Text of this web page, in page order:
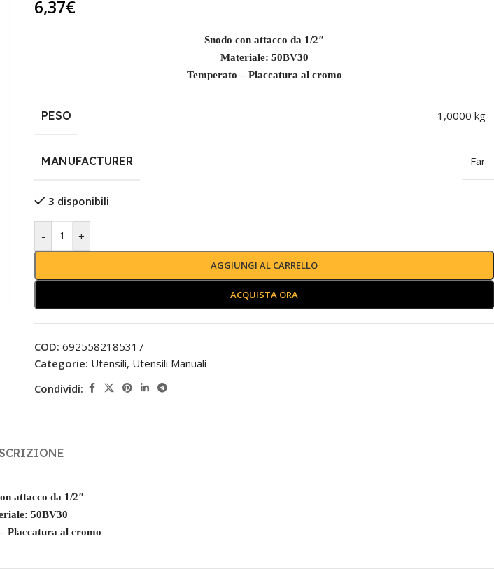
6,37€
Snodo con attacco da 1/2″
Materiale: 50BV30
Temperato – Placcatura al cromo
PESO 1,0000 kg
MANUFACTURER Far
3 disponibili
- +
AGGIUNGI AL CARRELLO
ACQUISTA ORA
COD: 6925582185317
Categorie: Utensili, Utensili Manuali
Condividi:
attacco da 1/2″
50BV30
Placcatura al cromo